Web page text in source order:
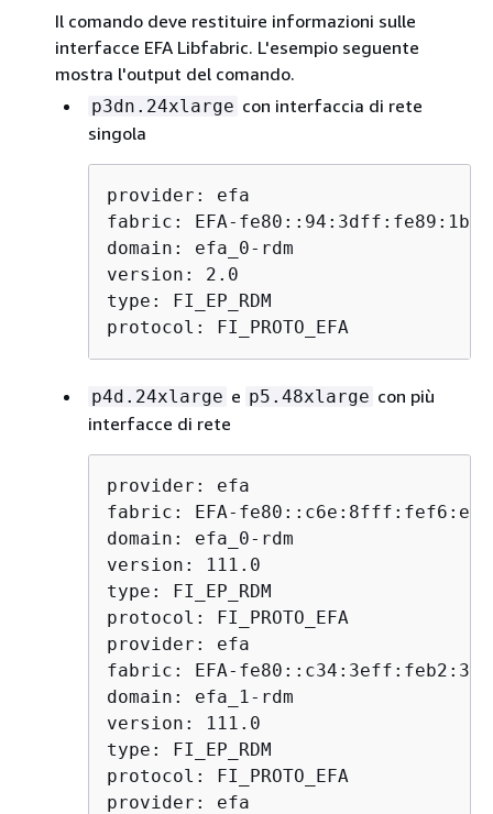
GPG.
Se la verifica di un pacchetto fallisce,
l'installazione si interrompe immediatamente,
proteggendo il sistema da pacchetti danneggiati o
dannosi.
Nota
La--check-signatures bandiera è
facoltativa. Senza di esso, il programma
di installazione non esegue la verifica
della firma individuale.
Il comando deve restituire informazioni sulle
interfacce EFA Libfabric. L'esempio seguente
mostra l'output del comando.
p3dn.24xlarge con interfaccia di rete
singola
provider: efa
fabric: EFA-fe80::94:3dff:fe89:1b70
domain: efa_0-rdm
version: 2.0
type: FI_EP_RDM
protocol: FI_PROTO_EFA
p4d.24xlarge e p5.48xlarge con più
interfacce di rete
provider: efa
fabric: EFA-
domain: efa_0-rdm
version: 111.0
type: FI_EP_RDM
protocol: FI_PROTO_EFA
provider: efa
fabric: EFA-
domain: efa_1-rdm
version: 111.0
type: FI_EP_RDM
protocol: FI_PROTO_EFA
provider: efa